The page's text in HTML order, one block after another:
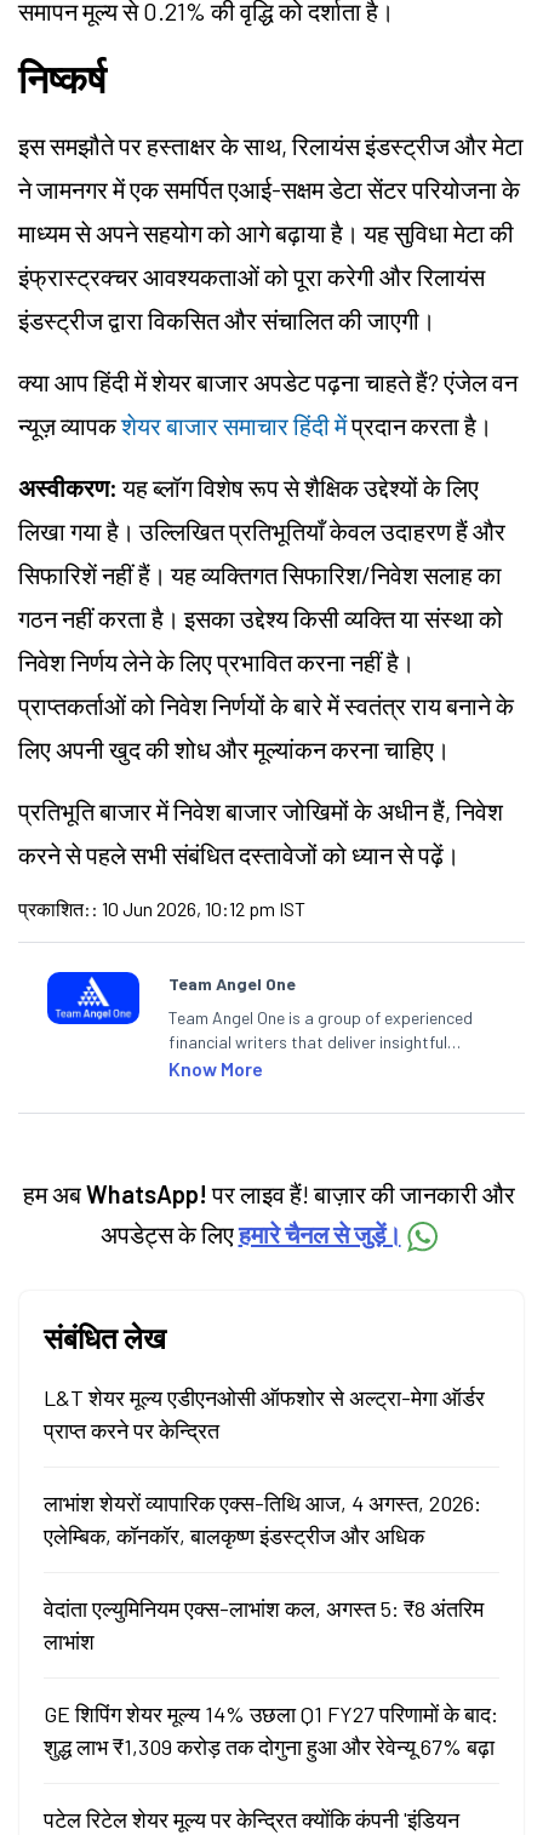
समापन मूल्य से 0.21% की वृद्धि को दर्शाता है।
निष्कर्ष
इस समझौते पर हस्ताक्षर के साथ, रिलायंस इंडस्ट्रीज और मेटा
ने जामनगर में एक समर्पित एआई-सक्षम डेटा सेंटर परियोजना के
माध्यम से अपने सहयोग को आगे बढ़ाया है। यह सुविधा मेटा की
इंफ्रास्ट्रक्चर आवश्यकताओं को पूरा करेगी और रिलायंस
इंडस्ट्रीज द्वारा विकसित और संचालित की जाएगी।
क्या आप हिंदी में शेयर बाजार अपडेट पढ़ना चाहते हैं? एंजेल वन
न्यूज़ व्यापकशेयर बाजार समाचार हिंदी मेंप्रदान करता है।
अस्वीकरण: यह ब्लॉग विशेष रूप से शैक्षिक उद्देश्यों के लिए
लिखा गया है। उल्लिखित प्रतिभूतियाँ केवल उदाहरण हैं और
सिफारिशें नहीं हैं। यह व्यक्तिगत सिफारिश/निवेश सलाह का
गठन नहीं करता है। इसका उद्देश्य किसी व्यक्ति या संस्था को
निवेश निर्णय लेने के लिए प्रभावित करना नहीं है।
प्राप्तकर्ताओं को निवेश निर्णयों के बारे में स्वतंत्र राय बनाने के
लिए अपनी खुद की शोध और मूल्यांकन करना चाहिए।
प्रतिभूति बाजार में निवेश बाजार जोखिमों के अधीन हैं, निवेश
करने से पहले सभी संबंधित दस्तावेजों को ध्यान से पढ़ें।
प्रकाशित: : 10 Jun 2026, 10:12 pm IST
Team Angel One
Team Angel One is a group of experienced
financial writers that deliver insightful
articles on the stock market, IPO, economy,
categories.
Know More
हम अबWhatsApp! पर लाइव हैं! बाज़ार की जानकारी और
अपडेट्स के लिएहमारे चैनल से जुड़ें।
संबंधित लेख
L&T शेयर मूल्य एडीएनओसी ऑफशोर से अल्ट्रा-मेगा ऑर्डर
प्राप्त करने पर केन्द्रित
लाभांश शेयरों व्यापारिक एक्स-तिथि आज, 4 अगस्त, 2026:
एलेम्बिक, कॉनकॉर, बालकृष्ण इंडस्ट्रीज और अधिक
वेदांता एल्युमिनियम एक्स-लाभांश कल, अगस्त 5: ₹8 अंतरिम
लाभांश
GE शिपिंग शेयर मूल्य 14% उछला Q1 FY27 परिणामों के बाद:
शुद्ध लाभ ₹1,309 करोड़ तक दोगुना हुआ और रेवेन्यू 67% बढ़ा
पटेल रिटेल शेयर मूल्य पर केन्द्रित क्योंकि कंपनी 'इंडियन